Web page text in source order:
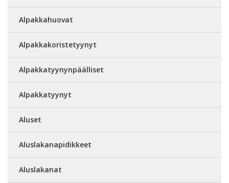
Alpakkahuovat
Alpakkakoristetyynyt
Alpakkatyynynpäälliset
Alpakkatyynyt
Aluset
Aluslakanapidikkeet
Aluslakanat